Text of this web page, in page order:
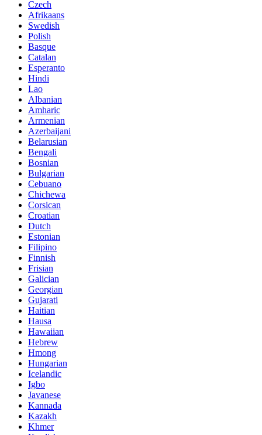
Czech
Afrikaans
Swedish
Polish
Basque
Catalan
Esperanto
Hindi
Lao
Albanian
Amharic
Armenian
Azerbaijani
Belarusian
Bengali
Bosnian
Bulgarian
Cebuano
Chichewa
Corsican
Croatian
Dutch
Estonian
Filipino
Finnish
Frisian
Galician
Georgian
Gujarati
Haitian
Hausa
Hawaiian
Hebrew
Hmong
Hungarian
Icelandic
Igbo
Javanese
Kannada
Kazakh
Khmer